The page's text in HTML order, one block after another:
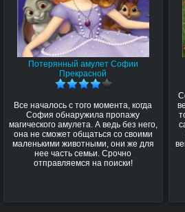
Потерянный амулет Софии
Прекрасной
Все началось с того момента, когда
София обнаружила пропажу
магического амулета. А ведь без него,
она не сможет общаться со своими
маленькими животными, они же для
нее часть семьи. Срочно
отправляемся на поиски!